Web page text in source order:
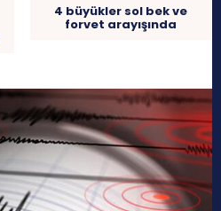
4 büyükler sol bek ve
forvet arayışında